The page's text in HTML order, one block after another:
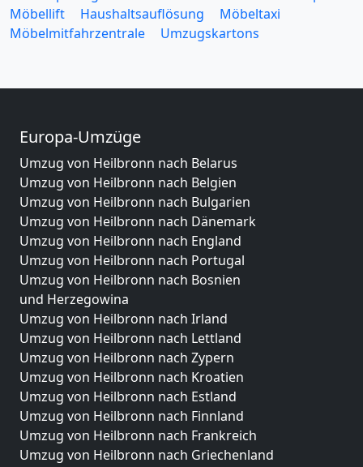
Möbellift
Haushaltsauflösung
Möbeltaxi
Möbelmitfahrzentrale
Umzugskartons
Europa-Umzüge
Umzug von Heilbronn nach Belarus
Umzug von Heilbronn nach Belgien
Umzug von Heilbronn nach Bulgarien
Umzug von Heilbronn nach Dänemark
Umzug von Heilbronn nach England
Umzug von Heilbronn nach Portugal
Umzug von Heilbronn nach Bosnien
und Herzegowina
Umzug von Heilbronn nach Irland
Umzug von Heilbronn nach Lettland
Umzug von Heilbronn nach Zypern
Umzug von Heilbronn nach Kroatien
Umzug von Heilbronn nach Estland
Umzug von Heilbronn nach Finnland
Umzug von Heilbronn nach Frankreich
Umzug von Heilbronn nach Griechenland